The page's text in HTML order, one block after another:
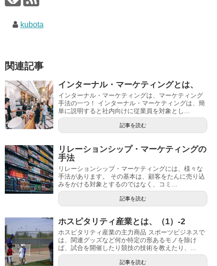
kubota
関連記事
インターナル・マーケティングとは、
インターナル・マーケティングは、マーケティング
手法の一つ！ インターナル・マーケティングは、簡
単に説明すると社内向けに従業員を対象とし...
記事を読む
リレーションシップ・マーケティングの
手法
リレーションシップ・マーケティングには、様々な
手法があります。 その基本は、顧客をたんに売り込
みをかける対象とするのではなく、コミ...
記事を読む
ホスピタリティ産業とは、（1）-2
ホスピタリティ産業の主力商品 スポーツビジネスで
は、関連グッズなど何か特定の形あるモノを除け
ば、試合を開催したり競技の技術を教えたり、...
記事を読む